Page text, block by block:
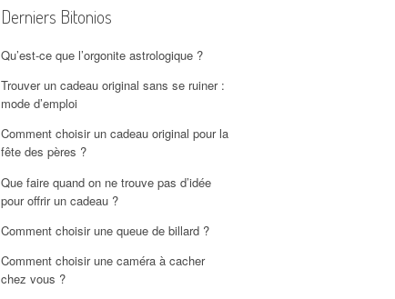
Derniers Bitonios
Qu’est-ce que l’orgonite astrologique ?
Trouver un cadeau original sans se ruiner :
mode d’emploi
Comment choisir un cadeau original pour la
fête des pères ?
Que faire quand on ne trouve pas d’idée
pour offrir un cadeau ?
Comment choisir une queue de billard ?
Comment choisir une caméra à cacher
chez vous ?